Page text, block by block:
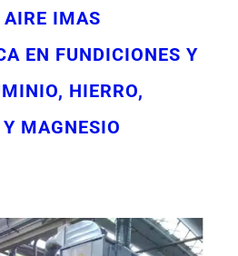
AIRE IMAS
EN FUNDICIONES Y
HIERRO,
MAGNESIO